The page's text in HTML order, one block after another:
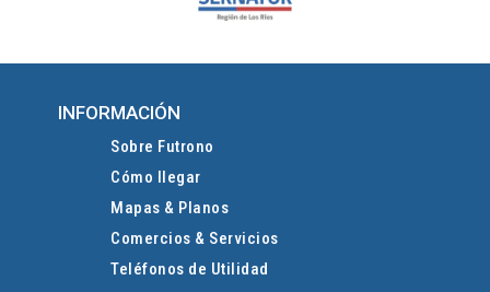
INFORMACIÓN
Sobre Futrono
Cómo llegar
Mapas & Planos
Comercios & Servicios
Teléfonos de Utilidad